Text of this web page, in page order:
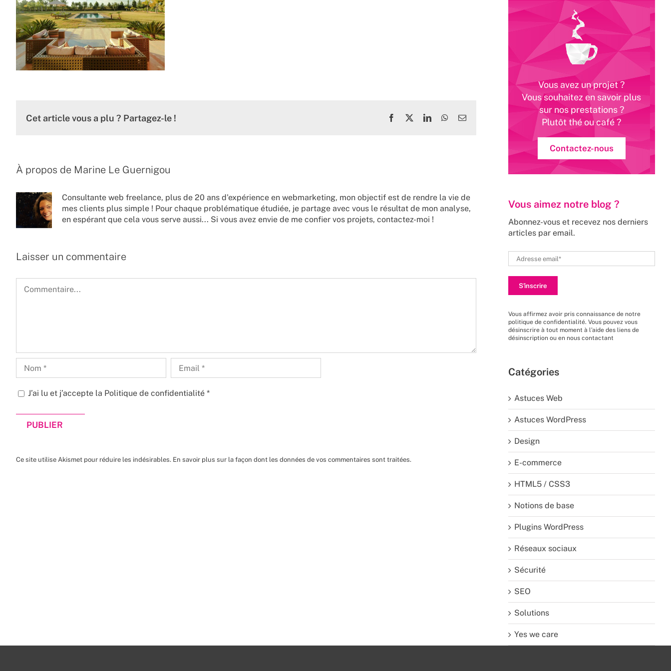
Cet article vous a plu ? Partagez-le ! Facebook
X LinkedInWhatsApp
Email
À propos de Marine Le Guernigou
Consultante web freelance, plus de 20 ans d'expérience en webmarketing, mon objectif est de rendre la vie de
mes clients plus simple ! Pour chaque problématique étudiée, je partage avec vous le résultat de mon analyse,
en espérant que cela vous serve aussi... Si vous avez envie de me confier vos projets, contactez-moi !
Laisser un commentaire
J’ai lu et j’accepte la Politique de confidentialité *
Ce site utilise Akismet pour réduire les indésirables. En savoir plus sur la façon dont les données de vos commentaires sont traitées.
Vous avez un projet ?
Vous souhaitez en savoir plus
sur nos prestations ?
Plutôt thé ou café ?
Contactez-nous
Vous aimez notre blog ?
Abonnez-vous et recevez nos derniers
articles par email.
Vous affirmez avoir pris connaissance de notre
politique de confidentialité. Vous pouvez vous
désinscrire à tout moment à l’aide des liens de
désinscription ou en nous contactant
Catégories
Astuces Web
Astuces WordPress
Design
E-commerce
HTML5 / CSS3
Notions de base
Plugins WordPress
Réseaux sociaux
Sécurité
SEO
Solutions
Yes we care